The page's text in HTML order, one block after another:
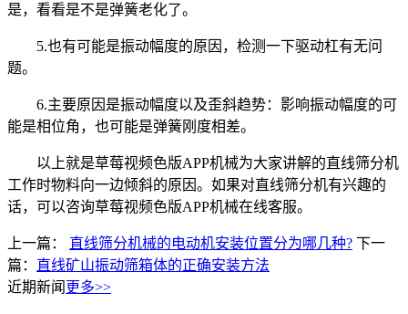
是，看看是不是弹簧老化了。
5.也有可能是振动幅度的原因，检测一下驱动杠有无问
题。
6.主要原因是振动幅度以及歪斜趋势：影响振动幅度的可
能是相位角，也可能是弹簧刚度相差。
以上就是草莓视频色版APP机械为大家讲解的直线筛分机
工作时物料向一边倾斜的原因。如果对直线筛分机有兴趣的
话，可以咨询草莓视频色版APP机械在线客服。
上一篇： 直线筛分机械的电动机安装位置分为哪几种? 下一
篇： 直线矿山振动筛箱体的正确安装方法
近期新闻 更多>>